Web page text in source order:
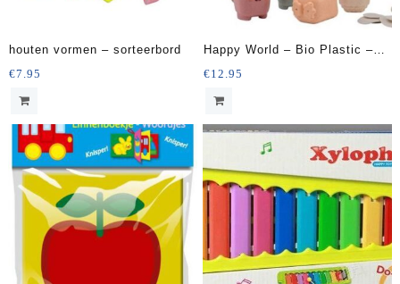
houten vormen – sorteerbord
€7.95
Happy World – Bio Plastic –
Stapel Emmers en Bekers –
28x7x27cm
€12.95